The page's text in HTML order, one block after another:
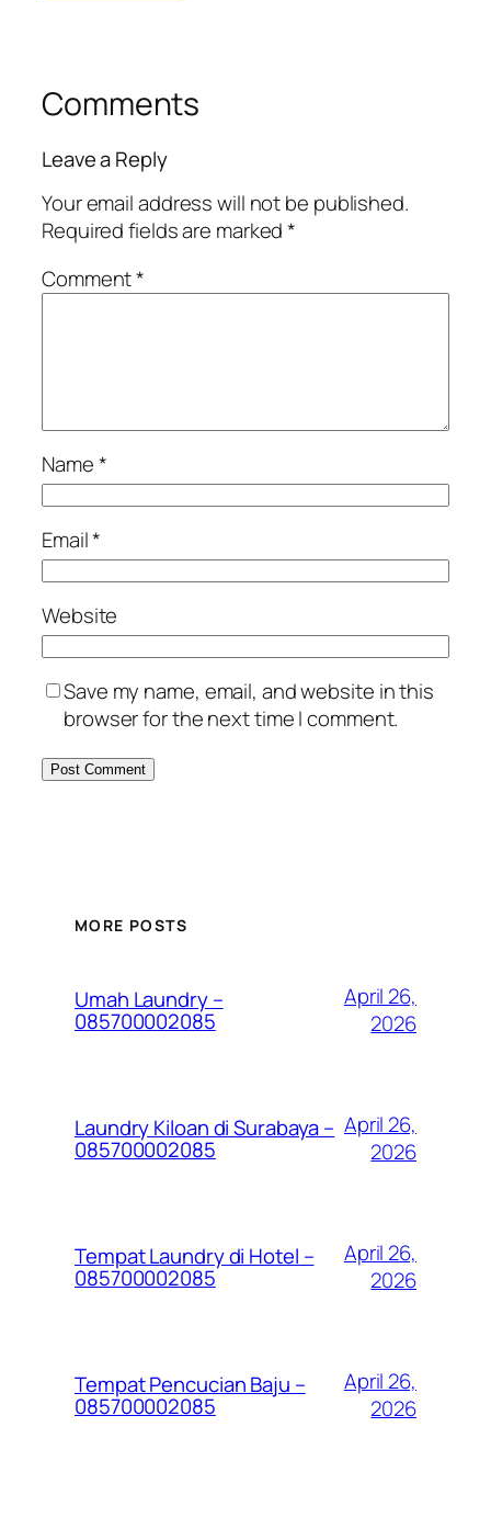
Comments
Leave a Reply
Your email address will not be published.
Required fields are marked*
Comment*
Name*
Email*
Website
Save my name, email, and website in this
browser for the next time I comment.
MORE POSTS
Umah Laundry –
085700002085
April 26,
2026
Laundry Kiloan di Surabaya –
085700002085
April 26,
2026
Tempat Laundry di Hotel –
085700002085
April 26,
2026
Tempat Pencucian Baju –
085700002085
April 26,
2026